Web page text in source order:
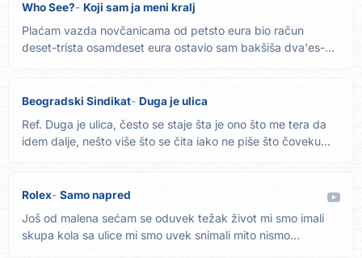
Who See? Koji sam ja meni kralj
Plaćam vazda novčanicama od petsto eura bio račun
deset-trista osamdeset eura ostavio sam bakšiša dva'es-
Beogradski Sindikat Duga je ulica
Ref. Duga je ulica, često se staje šta je ono što me tera da
idem dalje, nešto više što se čita iako ne piše što čoveku...
Rolex Samo napred
Još od malena sećam se oduvek težak život mi smo imali
skupa kola sa ulice mi smo uvek snimali mito nismo